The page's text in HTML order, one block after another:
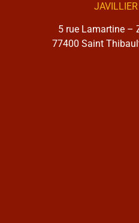
5 rue Lamartine –
77400 Saint